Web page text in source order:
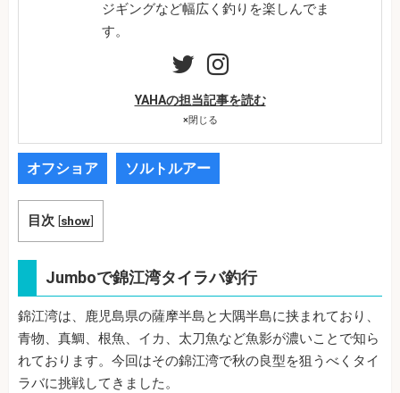
ジギングなど幅広く釣りを楽しんでま
す。
YAHAの担当記事を読む
×閉じる
オフショア ソルトルアー
目次 [show]
Jumboで錦江湾タイラバ釣行
錦江湾は、鹿児島県の薩摩半島と大隅半島に挟まれており、
青物、真鯛、根魚、イカ、太刀魚など魚影が濃いことで知ら
れております。今回はその錦江湾で秋の良型を狙うべくタイ
ラバに挑戦してきました。